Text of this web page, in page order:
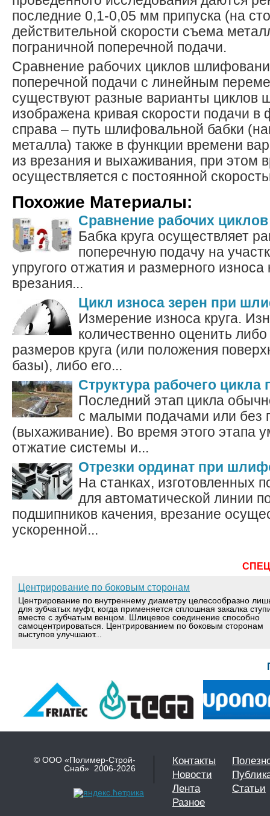
последние 0,1-0,05 мм припуска (на
действительной скорости съема
пограничной поперечной подачи.
Сравнение рабочих циклов
поперечной подачи с линейным
существуют разные варианты циклов
изображена кривая скорости подачи
справа – путь шлифовальной бабки
металла) также в функции времени
из врезания и выхаживания, при этом
осуществляется с постоянной
Похожие Материалы:
Сравнение рабочих
Бабка круга осуществляет
поперечную подачу на
упругого отжатия и размерного износа
врезания...
Цикл износа зерен при
Измерение износа круга.
количественно оценить
размеров круга (или положения
базы), либо его...
Структура рабочего
Последний этап цикла
с малыми подачами или без
(выхаживание). Во время этого этапа
отжатие системы и...
Отрезки ординат при
На станках, изготовленных
для автоматической линии
подшипников качения, врезание
ускоренной...
Центрирование по боковым сторонам
Центрирование по внутреннему диаметру целесообразно
для зубчатых муфт, когда применяется сплошная закалка
вместе с зубчатым венцом. Шлицевое соединение способно
самоцентрироваться. Центрированием по боковым сторонам
выступов улучшают...
© ООО «Полимер-Строй-
Снаб» 2006-2026
Контакты
Новости
Лента
Статьи
Разное